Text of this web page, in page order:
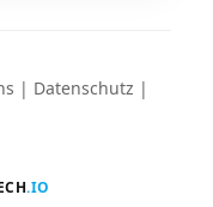
| Datenschutz |
.IO